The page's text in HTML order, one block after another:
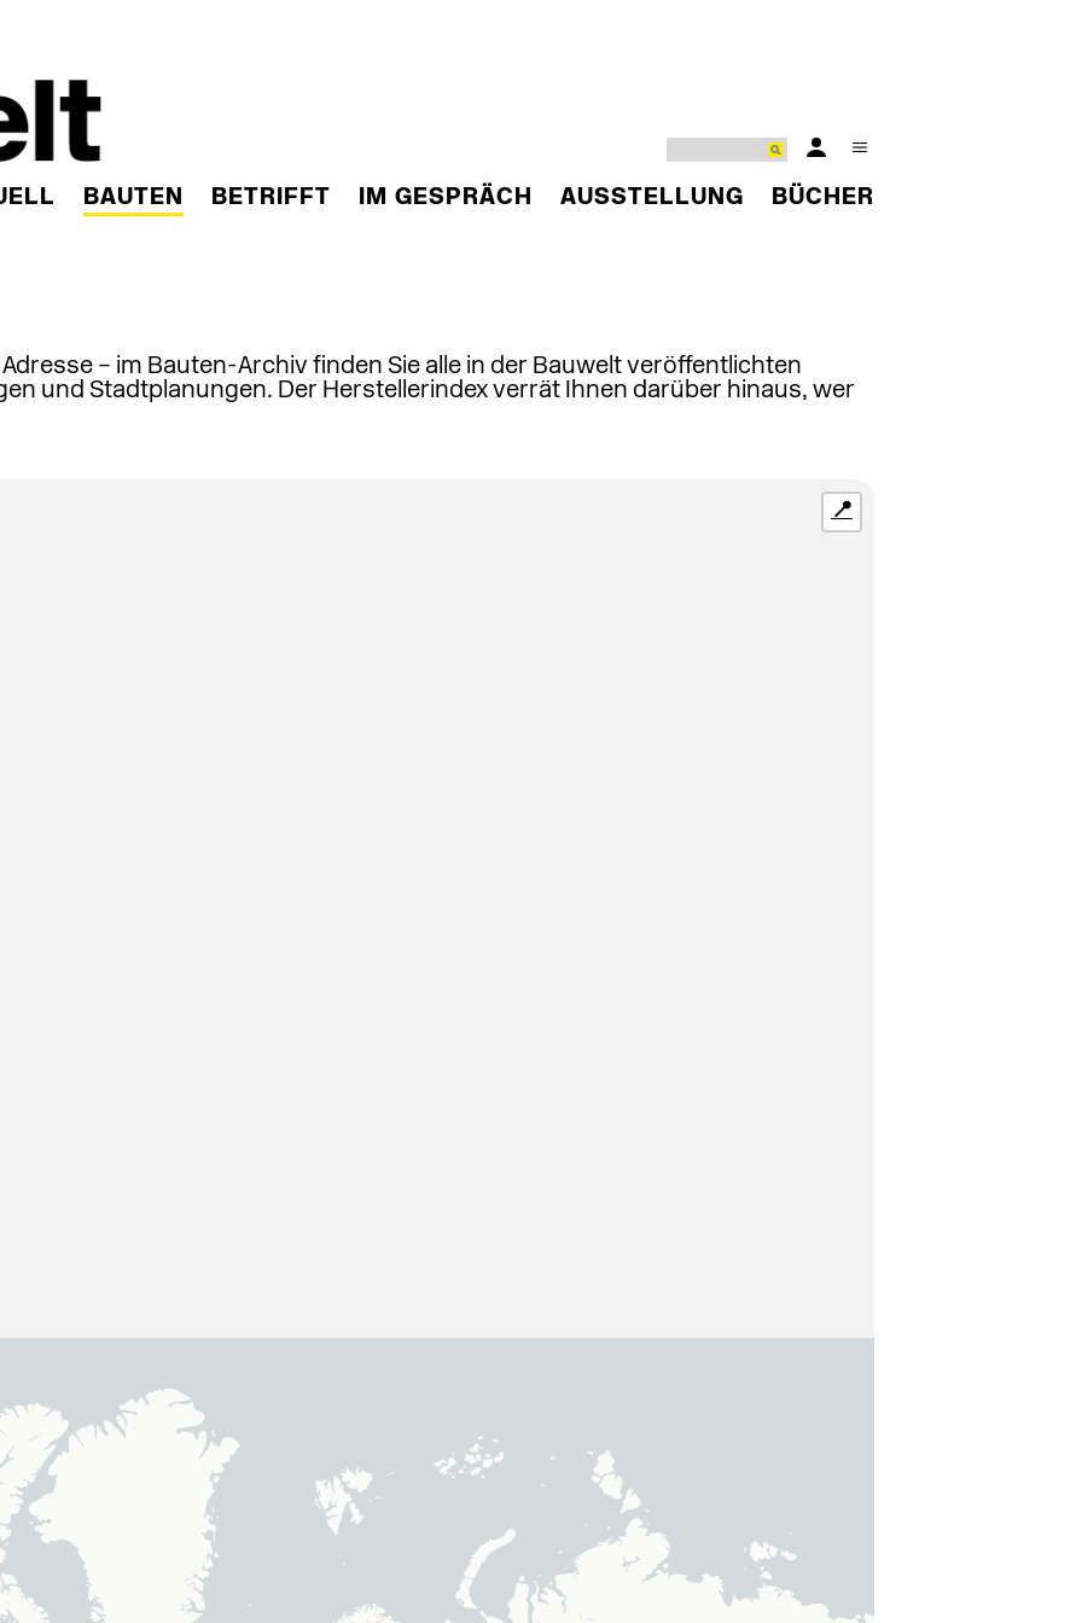
BAUTEN BETRIFFT IM GESPRÄCH AUSSTELLUNG BÜCHER
– im Bauten-Archiv finden Sie alle in der Bauwelt veröffentlichten
und Stadtplanungen. Der Herstellerindex verrät Ihnen darüber hinaus, wer
📍